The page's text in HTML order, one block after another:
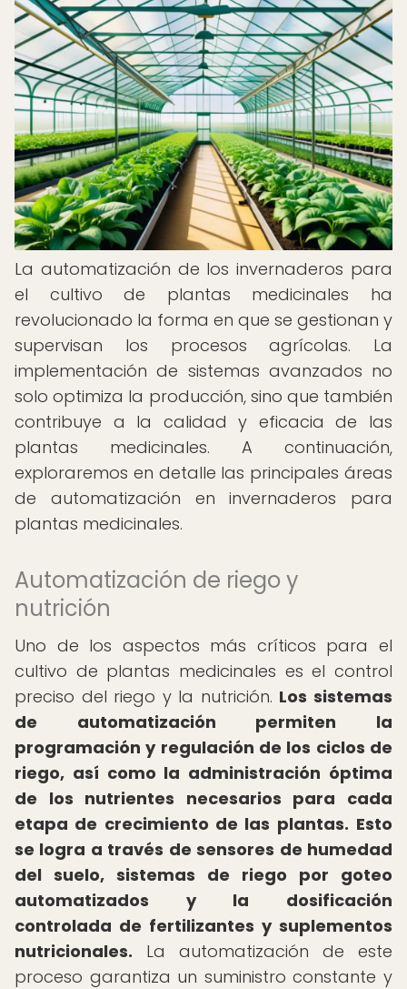
La automatización de los invernaderos para
el cultivo de plantas medicinales ha
revolucionado la forma en que se gestionan y
supervisan los procesos agrícolas. La
implementación de sistemas avanzados no
solo optimiza la producción, sino que también
contribuye a la calidad y eficacia de las
plantas medicinales. A continuación,
exploraremos en detalle las principales áreas
de automatización en invernaderos para
plantas medicinales.
Automatización de riego y
nutrición
Uno de los aspectos más críticos para el
cultivo de plantas medicinales es el control
preciso del riego y la nutrición. Los sistemas
de automatización permiten la
programación y regulación de los ciclos de
riego, así como la administración óptima
de los nutrientes necesarios para cada
etapa de crecimiento de las plantas. Esto
se logra a través de sensores de humedad
del suelo, sistemas de riego por goteo
automatizados y la dosificación
controlada de fertilizantes y suplementos
nutricionales. La automatización de este
proceso garantiza un suministro constante y